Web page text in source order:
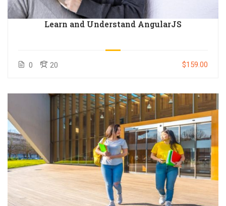
Learn and Understand AngularJS
0 20 $159.00